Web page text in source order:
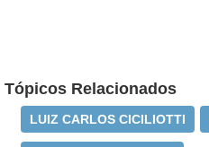
Tópicos Relacionados
LUIZ CARLOS CICILIOTTI